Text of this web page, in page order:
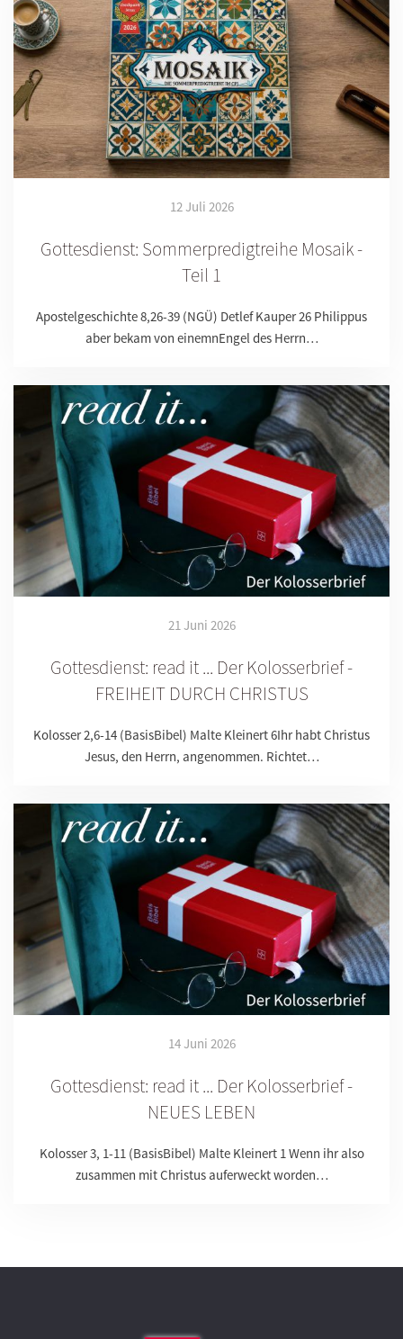
12 Juli 2026
Gottesdienst: Sommerpredigtreihe Mosaik -
Teil 1
Apostelgeschichte 8,26-39 (NGÜ) Detlef Kauper 26 Philippus
aber bekam von einemnEngel des Herrn…
21 Juni 2026
Gottesdienst: read it ... Der Kolosserbrief -
FREIHEIT DURCH CHRISTUS
Kolosser 2,6-14 (BasisBibel) Malte Kleinert 6Ihr habt Christus
Jesus, den Herrn, angenommen. Richtet…
14 Juni 2026
Gottesdienst: read it ... Der Kolosserbrief -
NEUES LEBEN
Kolosser 3, 1-11 (BasisBibel) Malte Kleinert 1 Wenn ihr also
zusammen mit Christus auferweckt worden…